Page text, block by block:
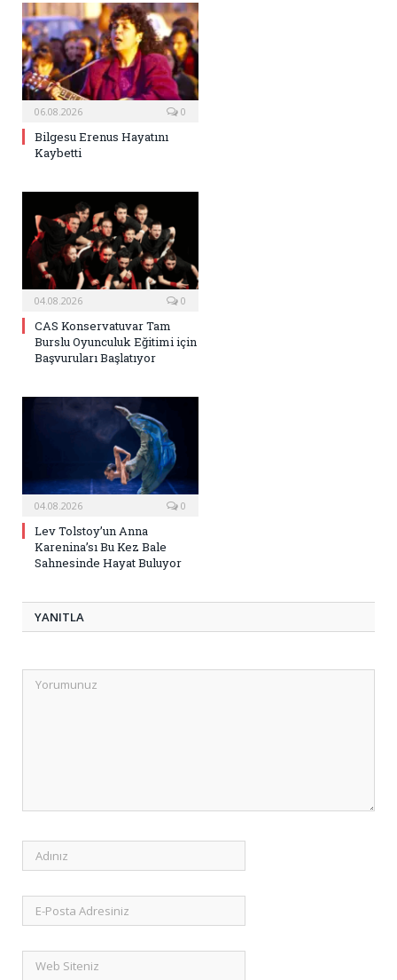
06.08.2026 0
Bilgesu Erenus Hayatını
Kaybetti
04.08.2026 0
CAS Konservatuvar Tam
Burslu Oyunculuk Eğitimi için
Başvuruları Başlatıyor
04.08.2026 0
Lev Tolstoy’un Anna
Karenina’sı Bu Kez Bale
Sahnesinde Hayat Buluyor
YANITLA